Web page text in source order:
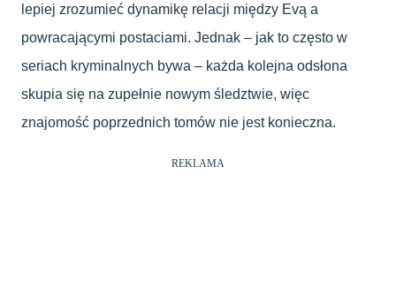
lepiej zrozumieć dynamikę relacji między Evą a
powracającymi postaciami. Jednak – jak to często w
seriach kryminalnych bywa – każda kolejna odsłona
skupia się na zupełnie nowym śledztwie, więc
znajomość poprzednich tomów nie jest konieczna.
REKLAMA